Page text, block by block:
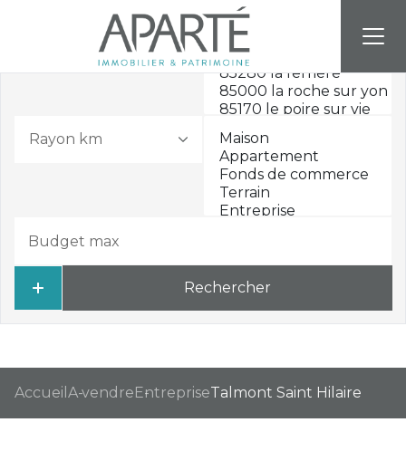
Rayon km
Rechercher
Accueil A vendreEntrepriseTalmont Saint Hilaire